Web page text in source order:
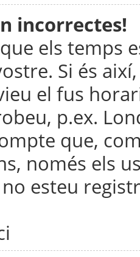
incorrectes!
els temps
Si és
el fus
p.ex.
que,
només els
esteu